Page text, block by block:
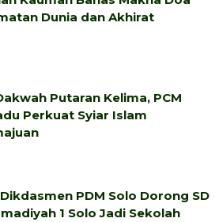
Dunia dan Akhirat
Putaran Kelima, PCM
Perkuat Syiar Islam
PDM Solo Dorong SD
1 Solo Jadi Sekolah